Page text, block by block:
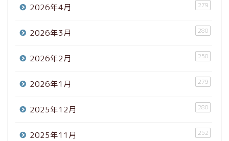
2026年4月 279
2026年3月 280
2026年2月 250
2026年1月 279
2025年12月 280
2025年11月 252